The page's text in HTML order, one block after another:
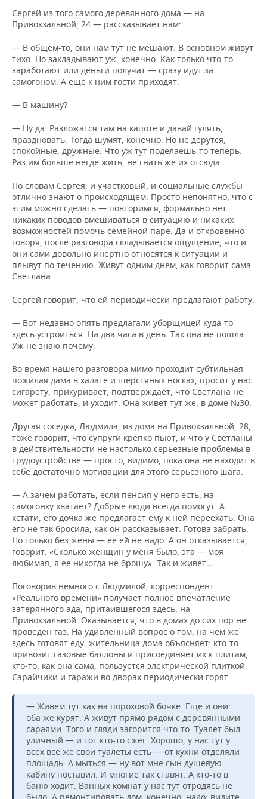
Сергей из того самого деревянного дома — на
Привокзальной, 24 — рассказывает нам:
— В общем-то, они нам тут не мешают. В основном живут
тихо. Но закладывают уж, конечно. Как только что-то
заработают или деньги получат — сразу идут за
самогоном. А еще к ним гости приходят.
— В машину?
— Ну да. Разложатся там на капоте и давай гулять,
праздновать. Тогда шумят, конечно. Но не дерутся,
спокойные, дружные. Что уж тут поделаешь-то теперь.
Раз им больше негде жить, не гнать же их отсюда.
По словам Сергея, и участковый, и социальные службы
отлично знают о происходящем. Просто непонятно, что с
этим можно сделать — повторимся, формально нет
никаких поводов вмешиваться в ситуацию и никаких
возможностей помочь семейной паре. Да и откровенно
говоря, после разговора складывается ощущение, что и
они сами довольно инертно относятся к ситуации и
плывут по течению. Живут одним днем, как говорит сама
Светлана.
Сергей говорит, что ей периодически предлагают работу.
— Вот недавно опять предлагали уборщицей куда-то
здесь устроиться. На два часа в день. Так она не пошла.
Уж не знаю почему.
Во время нашего разговора мимо проходит субтильная
пожилая дама в халате и шерстяных носках, просит у нас
сигарету, прикуривает, подтверждает, что Светлана не
может работать, и уходит. Она живет тут же, в доме №30.
Другая соседка, Людмила, из дома на Привокзальной, 28,
тоже говорит, что супруги крепко пьют, и что у Светланы
в действительности не настолько серьезные проблемы в
трудоустройстве — просто, видимо, пока она не находит в
себе достаточно мотивации для этого серьезного шага.
— А зачем работать, если пенсия у него есть, на
самогонку хватает? Добрые люди всегда помогут. А
кстати, его дочка же предлагает ему к ней переехать. Она
его не так бросила, как он рассказывает. Готова забрать.
Но только без жены — ее ей не надо. А он отказывается,
говорит: «Сколько женщин у меня было, эта — моя
любимая, я ее никогда не брошу». Так и живет…
Поговорив немного с Людмилой, корреспондент
«Реального времени» получает полное впечатление
затерянного ада, притаившегося здесь, на
Привокзальной. Оказывается, что в домах до сих пор не
проведен газ. На удивленный вопрос о том, на чем же
здесь готовят еду, жительница дома объясняет: кто-то
привозит газовые баллоны и присоединяет их к плитам,
кто-то, как она сама, пользуется электрической плиткой.
Сарайчики и гаражи во дворах периодически горят.
— Живем тут как на пороховой бочке. Еще и они:
оба же курят. А живут прямо рядом с деревянными
сараями. Того и гляди загорится что-то. Туалет был
уличный — и тот кто-то сжег. Хорошо, у нас тут у
всех все же свои туалеты есть — от кухни отделяли
площадь. А мыться — ну вот мне сын душевую
кабину поставил. И многие так ставят. А кто-то в
баню ходит. Ванных комнат у нас тут отродясь не